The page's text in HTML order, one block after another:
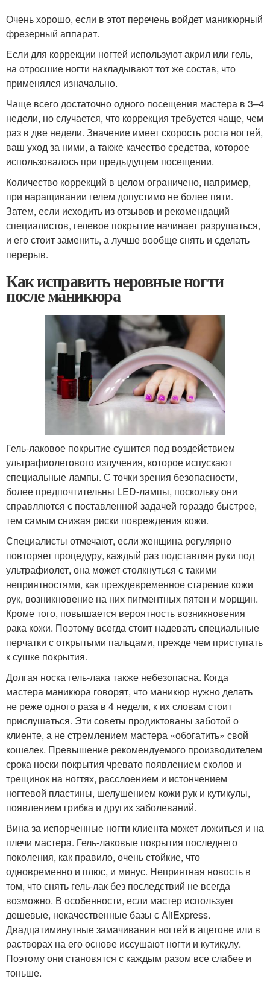
Очень хорошо, если в этот перечень войдет маникюрный
фрезерный аппарат.
Если для коррекции ногтей используют акрил или гель,
на отросшие ногти накладывают тот же состав, что
применялся изначально.
Чаще всего достаточно одного посещения мастера в 3–4
недели, но случается, что коррекция требуется чаще, чем
раз в две недели. Значение имеет скорость роста ногтей,
ваш уход за ними, а также качество средства, которое
использовалось при предыдущем посещении.
Количество коррекций в целом ограничено, например,
при наращивании гелем допустимо не более пяти.
Затем, если исходить из отзывов и рекомендаций
специалистов, гелевое покрытие начинает разрушаться,
и его стоит заменить, а лучше вообще снять и сделать
перерыв.
Как исправить неровные ногти
после маникюра
Гель-лаковое покрытие сушится под воздействием
ультрафиолетового излучения, которое испускают
специальные лампы. С точки зрения безопасности,
более предпочтительны LED-лампы, поскольку они
справляются с поставленной задачей гораздо быстрее,
тем самым снижая риски повреждения кожи.
Специалисты отмечают, если женщина регулярно
повторяет процедуру, каждый раз подставляя руки под
ультрафиолет, она может столкнуться с такими
неприятностями, как преждевременное старение кожи
рук, возникновение на них пигментных пятен и морщин.
Кроме того, повышается вероятность возникновения
рака кожи. Поэтому всегда стоит надевать специальные
перчатки с открытыми пальцами, прежде чем приступать
к сушке покрытия.
Долгая носка гель-лака также небезопасна. Когда
мастера маникюра говорят, что маникюр нужно делать
не реже одного раза в 4 недели, к их словам стоит
прислушаться. Эти советы продиктованы заботой о
клиенте, а не стремлением мастера «обогатить» свой
кошелек. Превышение рекомендуемого производителем
срока носки покрытия чревато появлением сколов и
трещинок на ногтях, расслоением и истончением
ногтевой пластины, шелушением кожи рук и кутикулы,
появлением грибка и других заболеваний.
Вина за испорченные ногти клиента может ложиться и на
плечи мастера. Гель-лаковые покрытия последнего
поколения, как правило, очень стойкие, что
одновременно и плюс, и минус. Неприятная новость в
том, что снять гель-лак без последствий не всегда
возможно. В особенности, если мастер использует
дешевые, некачественные базы с AliExpress.
Двадцатиминутные замачивания ногтей в ацетоне или в
растворах на его основе иссушают ногти и кутикулу.
Поэтому они становятся с каждым разом все слабее и
тоньше.